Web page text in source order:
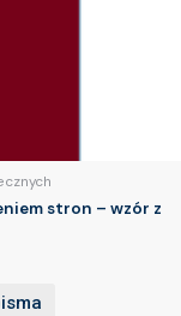
stron – wzór z